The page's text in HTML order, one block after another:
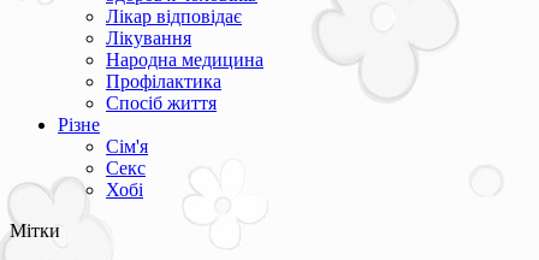
Лікар відповідає
Лікування
Народна медицина
Профілактика
Спосіб життя
Різне
Сім'я
Секс
Хобі
Мітки